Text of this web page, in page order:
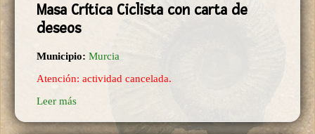
Masa Crítica Ciclista con carta de
deseos
Municipio: Murcia
Atención: actividad cancelada.
Leer más